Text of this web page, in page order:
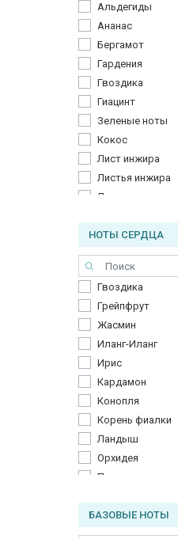
Альдегиды
Ананас
Бергамот
Гардения
Гвоздика
Гиацинт
Зеленые ноты
Кокос
Лист инжира
Листья инжира
Личи
Мята
Персик
Померанец
Ром
Сухофрукты
Фиалка
Цветочные ноты
НОТЫ СЕРДЦА
Гвоздика
Грейпфрут
Жасмин
Иланг-Иланг
Ирис
Кардамон
Конопля
Корень фиалки
Ландыш
Орхидея
Пачули
Пион
Роза
БАЗОВЫЕ НОТЫ